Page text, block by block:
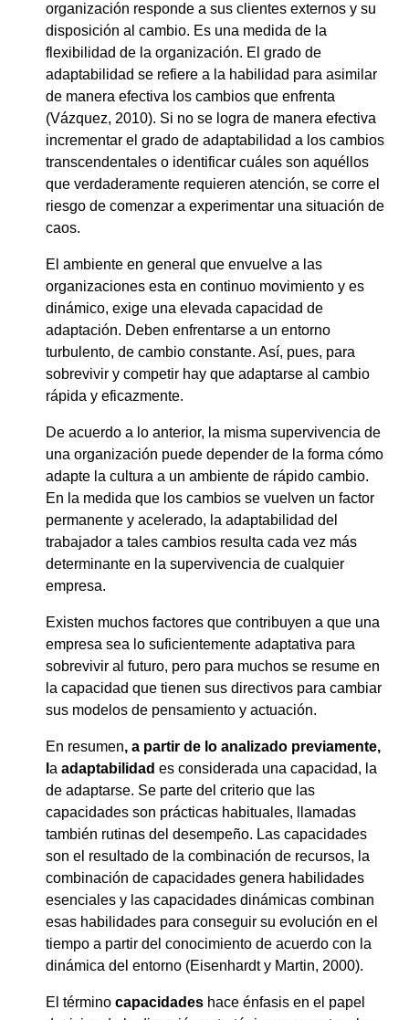
organización responde a sus clientes externos y su
disposición al cambio. Es una medida de la
flexibilidad de la organización. El grado de
adaptabilidad se refiere a la habilidad para asimilar
de manera efectiva los cambios que enfrenta
(Vázquez, 2010). Si no se logra de manera efectiva
incrementar el grado de adaptabilidad a los cambios
transcendentales o identificar cuáles son aquéllos
que verdaderamente requieren atención, se corre el
riesgo de comenzar a experimentar una situación de
caos.
El ambiente en general que envuelve a las
organizaciones esta en continuo movimiento y es
dinámico, exige una elevada capacidad de
adaptación. Deben enfrentarse a un entorno
turbulento, de cambio constante. Así, pues, para
sobrevivir y competir hay que adaptarse al cambio
rápida y eficazmente.
De acuerdo a lo anterior, la misma supervivencia de
una organización puede depender de la forma cómo
adapte la cultura a un ambiente de rápido cambio.
En la medida que los cambios se vuelven un factor
permanente y acelerado, la adaptabilidad del
trabajador a tales cambios resulta cada vez más
determinante en la supervivencia de cualquier
empresa.
Existen muchos factores que contribuyen a que una
empresa sea lo suficientemente adaptativa para
sobrevivir al futuro, pero para muchos se resume en
la capacidad que tienen sus directivos para cambiar
sus modelos de pensamiento y actuación.
En resumen, a partir de lo analizado previamente,
a adaptabilidad es considerada una capacidad, la
de adaptarse. Se parte del criterio que las
capacidades son prácticas habituales, llamadas
también rutinas del desempeño. Las capacidades
son el resultado de la combinación de recursos, la
combinación de capacidades genera habilidades
esenciales y las capacidades dinámicas combinan
esas habilidades para conseguir su evolución en el
tiempo a partir del conocimiento de acuerdo con la
dinámica del entorno (Eisenhardt y Martin, 2000).
El término capacidades hace énfasis en el papel